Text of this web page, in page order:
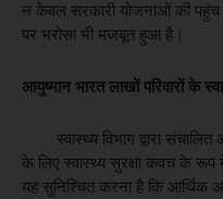
न केवल सरकारी योजनाओं की पहुंच
पर भरोसा भी मजबूत हुआ है।
आयुष्मान भारत लाखों परिवारों के
स्वास्थ्य विभाग द्वारा संचालित
के लिए स्वास्थ्य सुरक्षा कवच के रूप
यह सुनिश्चित करना है कि आर्थिक